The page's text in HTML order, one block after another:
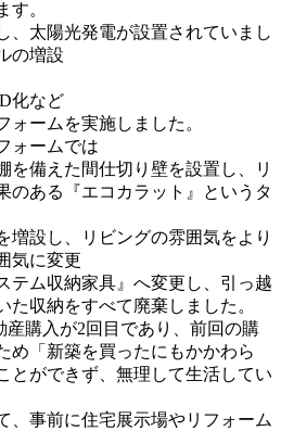
す。
、太陽光発電が設置されていまし
の増設
化など
ームを実施しました。
ォームでは
を備えた間仕切り壁を設置し、リ
のある『エコカラット』というタ
増設し、リビングの雰囲気をより
気に変更
テム収納家具』へ変更し、引っ越
た収納をすべて廃棄しました。
購入が2回目であり、前回の購
め「新築を買ったにもかかわら
とができず、無理して生活してい
、事前に住宅展示場やリフォーム